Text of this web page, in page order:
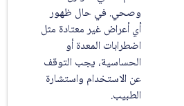
وصحي. في حال ظهور
أي أعراض غير معتادة مثل
اضطرابات المعدة أو
الحساسية، يجب التوقف
عن الاستخدام واستشارة
الطبيب.